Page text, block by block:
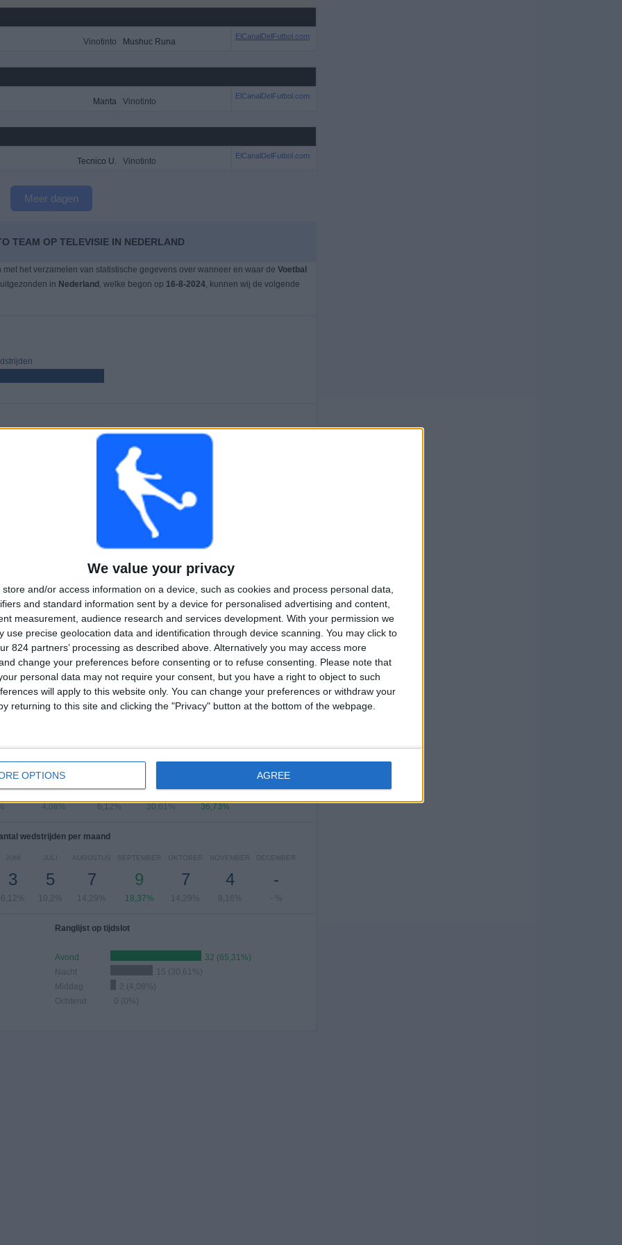
We value your privacy
store and/or access information on a device, such as cookies and process personal data,
and standard information sent by a device for personalised advertising and content,
measurement, audience research and services development. With your permission we
use precise geolocation data and identification through device scanning. You may click to
824 partners’ processing as described above. Alternatively you may access more
change your preferences before consenting or to refuse consenting.
Please note that
personal data may not require your consent, but you have a right to object to such
will apply to this website only. You can change your preferences or withdraw your
returning to this site and clicking the "Privacy" button at the bottom of the webpage.
OPTIONS AGREE
Vinotinto Mushuc Runa
ElCanalDelFutbol.com
Manta Vinotinto
ElCanalDelFutbol.com
Tecnico U. Vinotinto
ElCanalDelFutbol.com
Meer dagen
TEAM OP TELEVISIE IN NEDERLAND
het verzamelen van statistische gegevens over wanneer en waar de Voetbal
in Nederland , welke begon op 16-8-2024, kunnen wij de volgende
wedstrijd
WEDSTRIJDEN
49
Aaneengeschakelde
betaalde
5
VS Manta
TOTAAL
2
COMPETITIES
Ranglijst op competities
Liga Pro
36 (73,47%)
Serie B
13 (26,53%)
Bekijk volledige ranglijst
2
4,08%
3
6,12%
15
30,61%
18
36,73%
wedstrijden per maand
JUNI
3
6,12%
JULI
5
10,2%
AUGUSTUS
7
14,29%
SEPTEMBER
9
18,37%
OKTOBER
7
14,29%
NOVEMBER
4
8,16%
DECEMBER
-
- %
Ranglijst op tijdslot
Avond
32 (65,31%)
Nacht
15 (30,61%)
Middag
2 (4,08%)
Ochtend
0 (0%)